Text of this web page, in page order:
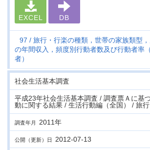
EXCEL DB
97
旅行・行楽の種類，世帯の家族類型
の年間収入，頻度別行動者数及び行動者率
者）
社会生活基本調査
平成23年社会生活基本調査 / 調査票Ａに基
動に関する結果 / 生活行動編（全国） / 旅
調査年月 2011年
公開（更新）日 2012-07-13